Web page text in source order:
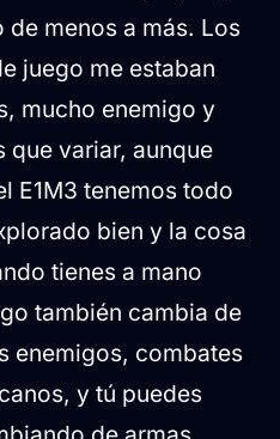
menos a más. Los
juego me estaban
mucho enemigo y
que variar, aunque
E1M3 tenemos todo
bien y la cosa
tienes a mano
también cambia de
enemigos, combates
y tú puedes